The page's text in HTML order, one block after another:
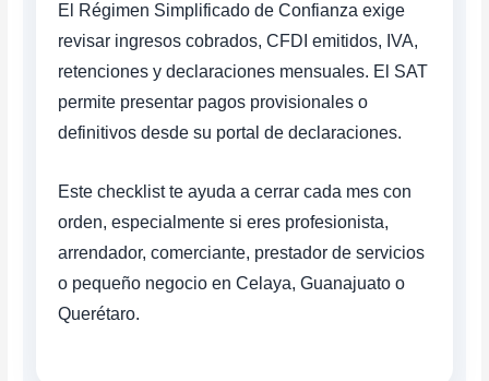
El Régimen Simplificado de Confianza exige
revisar ingresos cobrados, CFDI emitidos, IVA,
retenciones y declaraciones mensuales. El SAT
permite presentar pagos provisionales o
definitivos desde su portal de declaraciones.
Este checklist te ayuda a cerrar cada mes con
orden, especialmente si eres profesionista,
arrendador, comerciante, prestador de servicios
o pequeño negocio en Celaya, Guanajuato o
Querétaro.